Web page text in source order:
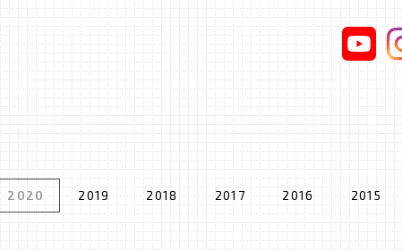
2020 2019 2018 2017 2016 2015